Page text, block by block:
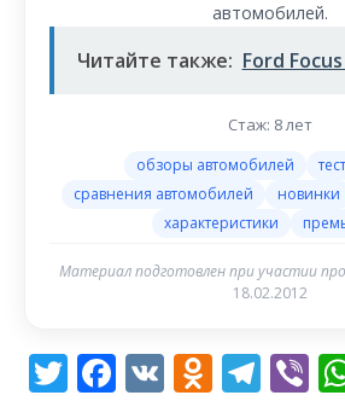
автомобилей.
Читайте также: Ford
Стаж: 8 лет
обзоры автомобилей
сравнения автомобилей
новинки
характеристики
Материал подготовлен при участии
18.02.2012
Twitter
Facebook
VK